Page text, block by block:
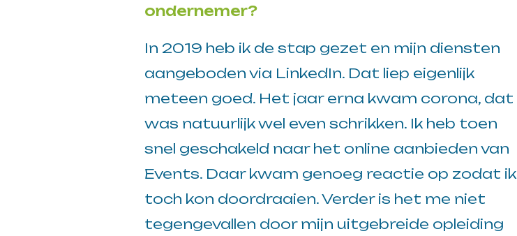
ondernemer?
In 2019 heb ik de stap gezet en mijn diensten
aangeboden via LinkedIn. Dat liep eigenlijk
meteen goed. Het jaar erna kwam corona, dat
was natuurlijk wel even schrikken. Ik heb toen
snel geschakeld naar het online aanbieden van
Events. Daar kwam genoeg reactie op zodat ik
toch kon doordraaien. Verder is het me niet
tegengevallen door mijn uitgebreide opleiding